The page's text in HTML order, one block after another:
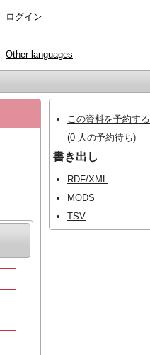
ログイン
Other languages
この資料を予約する
(0 人の予約待ち)
書き出し
RDF/XML
MODS
TSV